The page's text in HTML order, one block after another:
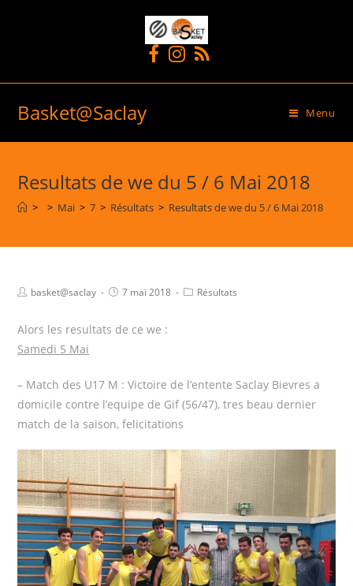
Basket@Saclay Menu
Resultats de we du 5 / 6 Mai 2018
> > Mai > 7 > Résultats > Resultats de we du 5 / 6 Mai 2018
basket@saclay 7 mai 2018 Résultats
Alors les resultats de ce we :
Samedi 5 Mai
– Match des U17 M : Victoire de l’entente Saclay Bievres a
domicile contre l’equipe de Gif (56/47), tres beau dernier
match de la saison, felicitations